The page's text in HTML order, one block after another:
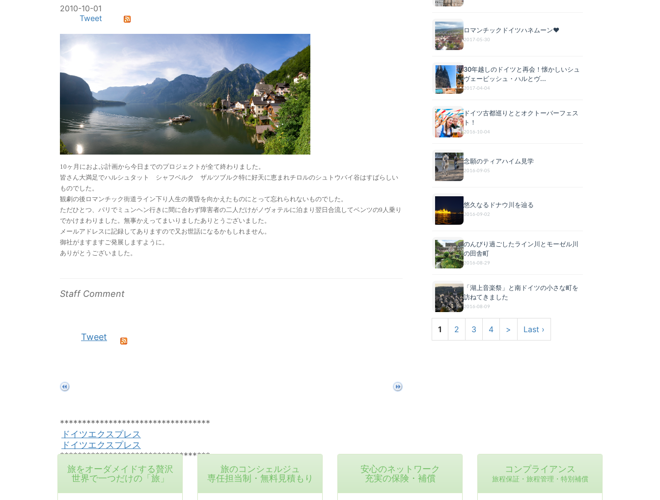
ロマンチックドイツハネムーン♥
2017-05-30
30年越しのドイツと再会！懐かしいシュ
ヴェービッシュ・ハルとヴ...
2017-04-04
ドイツ古都巡りととオクトーバーフェス
ト！
2016-10-04
念願のティアハイム見学
2016-09-05
悠久なるドナウ川を辿る
2016-09-02
のんびり過ごしたライン川とモーゼル川
の田舎町
2016-08-29
「湖上音楽祭」と南ドイツの小さな町を
訪ねてきました
2016-08-09
1 2 3 4 > Last ›
2010-10-01
Tweet
10ヶ月におよぶ計画から今日までのプロジェクトが全て終わりました。
皆さん大満足でハルシュタット シャフベルク ザルツブルク特に好天に恵まれチロルのシュトウバイ谷はすばらしい
ものでした。
観劇の後ロマンチック街道ライン下り人生の黄昏を向かえたものにとって忘れられないものでした。
ただひとつ、パリでミュンヘン行きに間に合わず障害者の二人だけがノヴォテルに泊まり翌日合流してベンツの9人乗り
でかけまわりました。無事かえってまいりましたありとうございました。
メールアドレスに記録してありますので又お世話になるかもしれません。
御社がますますご発展しますように。
ありがとうございました。
Staff Comment
Tweet
**********************************
ドイツエクスプレス
ドイツエクスプレス
**********************************
旅をオーダメイドする贅沢
世界で一つだけの「旅」
旅のコンシェルジュ
専任担当制・無料見積もり
安心のネットワーク
充実の保険・補償
コンプライアンス
旅程保証・旅程管理・特別補償